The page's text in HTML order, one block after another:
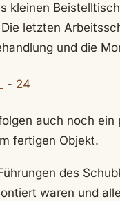
kleinen
letzten
und die
auch noch ein
fertigen Objekt.
des
waren und